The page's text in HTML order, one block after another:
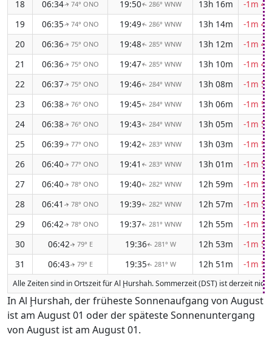
18
06:34↑ 74° ONO 19:50↑ 286° WNW 13h 16m
-1m
19
06:35↑ 74° ONO 19:49↑ 286° WNW 13h 14m
-1m
20
06:36↑ 75° ONO 19:48↑ 285° WNW 13h 12m
-1m
21
06:36↑ 75° ONO 19:47↑ 285° WNW 13h 10m
-1m
22
06:37↑ 75° ONO 19:46↑ 284° WNW 13h 08m
-1m
23
06:38↑ 76° ONO 19:45↑ 284° WNW 13h 06m
-1m
24
06:38↑ 76° ONO 19:43↑ 284° WNW 13h 05m
-1m
25
06:39↑ 77° ONO 19:42↑ 283° WNW 13h 03m
-1m
26
06:40↑ 77° ONO 19:41 ↑ 283° WNW 13h 01m
-1m
27
06:40↑ 78° ONO 19:40↑ 282° WNW 12h 59m
-1m
28
06:41 ↑ 78° ONO 19:39↑ 282° WNW 12h 57m
-1m
29
06:42↑ 78° ONO 19:37↑ 281° WNW 12h 55m
-1m
30
06:42↑ 79° E 19:36↑ 281° W 12h 53m
-1m
31
06:43↑ 79° E 19:35↑ 281° W 12h 51m -1m
Alle Zeiten sind in Ortszeit für Al Ḩurshah. Sommerzeit (DST) ist derzeit
In Al Ḩurshah, der früheste Sonnenaufgang von August
ist am August 01 oder der späteste Sonnenuntergang
von August ist am August 01.